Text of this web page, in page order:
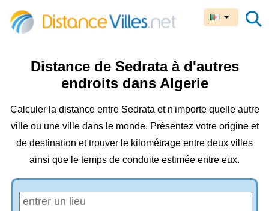
Distance de Sedrata à d'autres
endroits dans Algerie
Calculer la distance entre Sedrata et n'importe quelle autre
ville ou une ville dans le monde. Présentez votre origine et
de destination et trouver le kilométrage entre deux villes
ainsi que le temps de conduite estimée entre eux.